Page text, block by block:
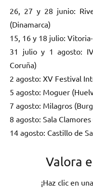
26, 27 y 28 junio:
(Dinamarca)
15, 16 y 18 julio:
31 julio y 1 agosto:
Coruña)
2 agosto: XV Festival
5 agosto: Moguer
7 agosto: Milagros
8 agosto: Sala
14 agosto: Castillo de
Valora
¡Haz clic en